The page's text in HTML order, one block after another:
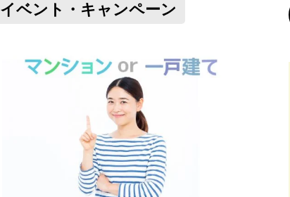
イベント・キャンペーン